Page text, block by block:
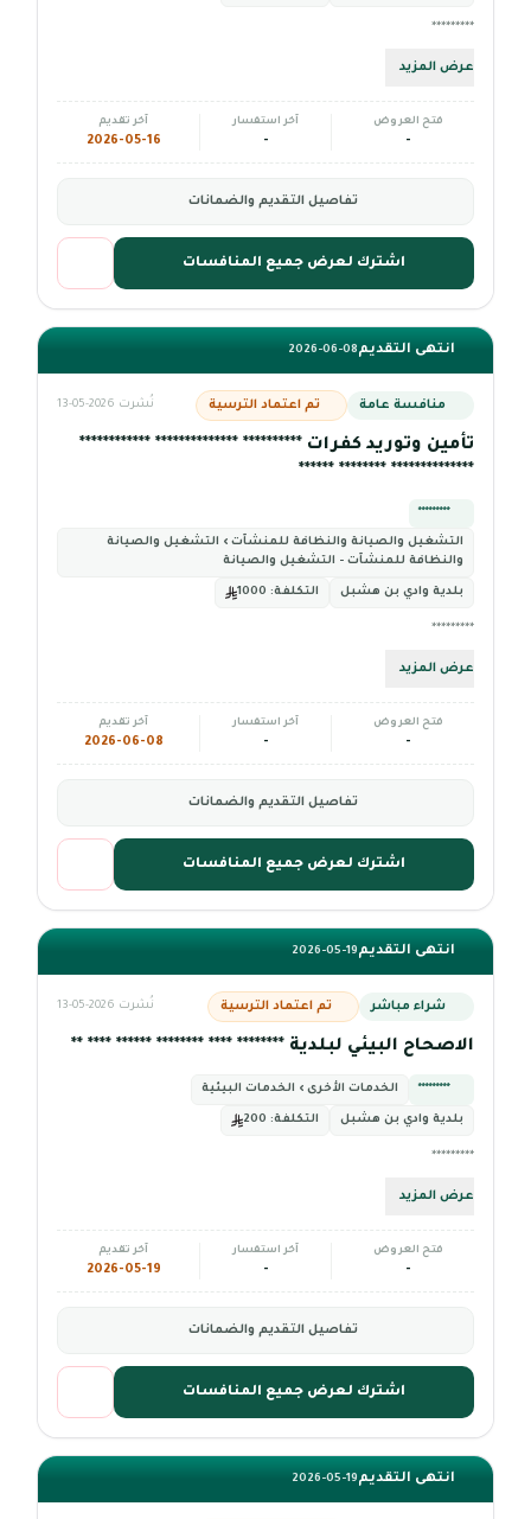
*********
عرض المزيد
فتح العروض
-
آخر استفسار
-
آخر تقديم
2026-05-16
تفاصيل التقديم والضمانات
اشترك لعرض جميع المنافسات
انتهى التقديم2026-06-08
منافسة عامة تم اعتماد الترسية نُشرت 2026-05-13
تأمين وتوريد كفرات ********** ************** ************
************** ******** ******
*********
التشغيل والصيانة والنظافة للمنشآت › التشغيل والصيانة
والنظافة للمنشآت - التشغيل والصيانة
بلدية وادي بن هشبل التكلفة:
*********
عرض المزيد
فتح العروض
-
آخر استفسار
-
آخر تقديم
2026-06-08
تفاصيل التقديم والضمانات
اشترك لعرض جميع المنافسات
انتهى التقديم2026-05-19
شراء مباشر تم اعتماد الترسية نُشرت 2026-05-13
الاصحاح البيئي لبلدية ******** **** ******** ****** **** **
********* الخدمات الأخرى › الخدمات البيئية
بلدية وادي بن هشبل التكلفة:
*********
عرض المزيد
فتح العروض
-
آخر استفسار
-
آخر تقديم
2026-05-19
تفاصيل التقديم والضمانات
اشترك لعرض جميع المنافسات
انتهى التقديم2026-05-19